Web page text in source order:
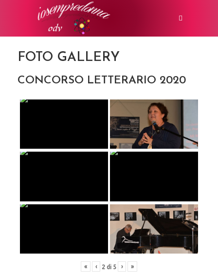
FOTO GALLERY
CONCORSO LETTERARIO 2020
« ‹ 2 di 5 › »